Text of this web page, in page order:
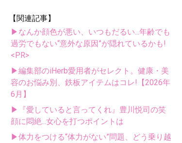
【関連記事】
▶なんか顔色が悪い、いつもだるい...年齢でも
過労でもない“意外な原因”が隠れているかも!
<PR>
▶編集部のiHerb愛用者がセレクト。健康・美
容のお悩み別、鉄板アイテムはコレ!【2026年
6月】
▶『愛していると言ってくれ』豊川悦司の笑
顔に悶絶...女心を打つポイントは
▶体力をつける“体力がない”問題、どう乗り越